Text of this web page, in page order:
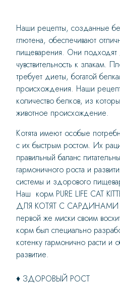
Наши рецепты, созданные
глютена, обеспечивают
пищеварения. Они
чувствительность к злакам.
требует диеты, богатой
происхождения. Наши
количество белков, из
животное происхождение.
Котята имеют особые
с их быстрым ростом. Их
правильный баланс
гармоничного роста и
системы и здорового
Наш корм PURE LIFE CAT
ДЛЯ КОТЯТ С САРДИНАМИ
первой же миски своим
корм был специально
котенку гармонично расти и
развитие.
♦ ЗДОРОВЫЙ РОСТ